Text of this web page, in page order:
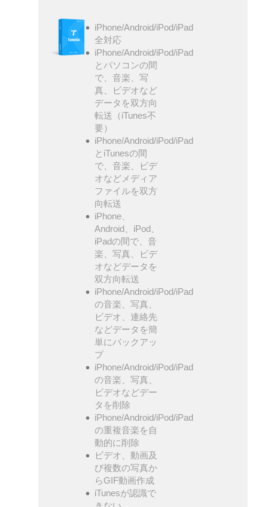
iPhone/Android/iPod/iPad
全対応
iPhone/Android/iPod/iPad
とパソコンの間
で、音楽、写
真、ビデオなど
データを双方向
転送（iTunes不
要）
iPhone/Android/iPod/iPad
とiTunesの間
で、音楽、ビデ
オなどメディア
ファイルを双方
向転送
iPhone、
Android、iPod、
iPadの間で、音
楽、写真、ビデ
オなどデータを
双方向転送
iPhone/Android/iPod/iPad
の音楽、写真、
ビデオ、連絡先
などデータを簡
単にバックアッ
プ
iPhone/Android/iPod/iPad
の音楽、写真、
ビデオなどデー
タを削除
iPhone/Android/iPod/iPad
の重複音楽を自
動的に削除
ビデオ、動画及
び複数の写真か
らGIF動画作成
iTunesが認識で